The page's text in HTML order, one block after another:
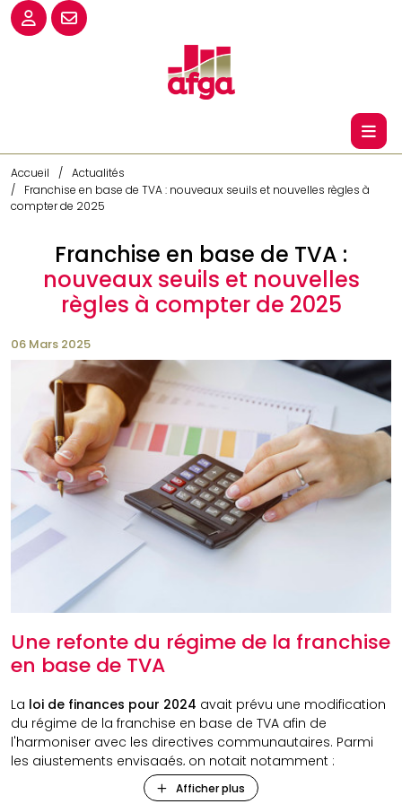
Accueil
Actualités
Franchise en base de TVA : nouveaux seuils et nouvelles règles à
compter de 2025
Franchise en base de TVA :
nouveaux seuils et nouvelles
règles à compter de 2025
06 Mars 2025
Une refonte du régime de la franchise
en base de TVA
La loi de finances pour 2024 avait prévu une modification
du régime de la franchise en base de TVA afin de
l'harmoniser avec les directives communautaires. Parmi
les ajustements envisagés, on notait notamment :
Une augmentation des seuils de chiffre d'affaires à 37
Afficher plus